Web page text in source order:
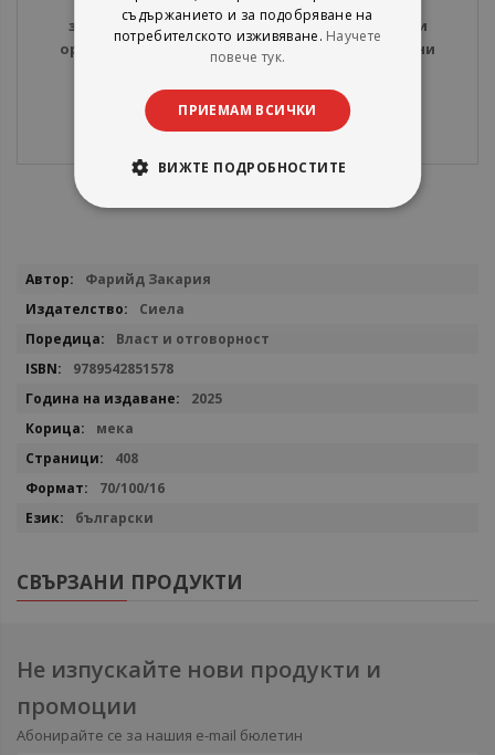
задължително четиво за всеки, който търси
ориентир в хаоса на революционните промени
около нас.
Повече
Фарийд Закария
Сиела
Власт и отговорност
9789542851578
2025
мека
408
70/100/16
български
СВЪРЗАНИ ПРОДУКТИ
Не изпускайте нови продукти и
промоции
Абонирайте се за нашия e-mail бюлетин
съдържанието и за подобряване на
потребителското изживяване. Научете
повече тук.
ПРИЕМАМ ВСИЧКИ
ВИЖТЕ ПОДРОБНОСТИТЕ